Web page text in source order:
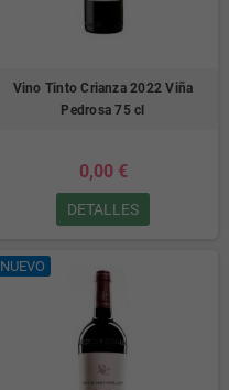
Vino Tinto Crianza 2022 Viña
Pedrosa 75 cl
0,00 €
DETALLES
NUEVO